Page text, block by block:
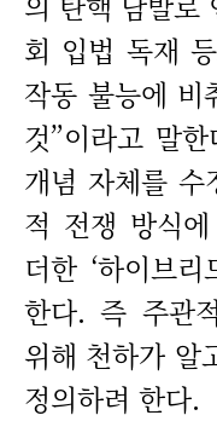
회 입법 독재
작동 불능에 비
것”이라고 말
개념 자체를 수
적 전쟁 방식
더한 ‘하이브
한다. 즉 주관
위해 천하가 알
정의하려 한다.